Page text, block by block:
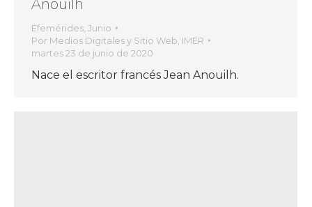
Anouilh
Efemérides, Junio
Por Medios Digitales y Sitio Web, IMER
martes 23 de junio de 2020
Nace el escritor francés Jean Anouilh.